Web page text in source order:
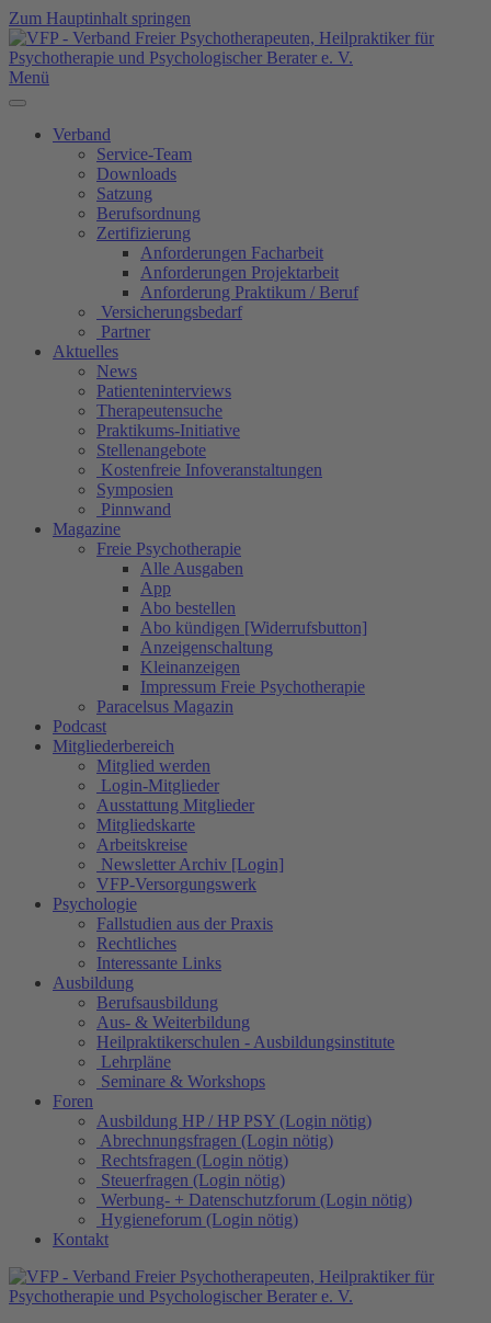
Zum Hauptinhalt springen
Menü
Verband
Service-Team
Downloads
Satzung
Berufsordnung
Zertifizierung
Anforderungen Facharbeit
Anforderungen Projektarbeit
Anforderung Praktikum / Beruf
Versicherungsbedarf
Partner
Aktuelles
News
Patienteninterviews
Therapeutensuche
Praktikums-Initiative
Stellenangebote
Kostenfreie Infoveranstaltungen
Symposien
Pinnwand
Magazine
Freie Psychotherapie
Alle Ausgaben
App
Abo bestellen
Abo kündigen [Widerrufsbutton]
Anzeigenschaltung
Kleinanzeigen
Impressum Freie Psychotherapie
Paracelsus Magazin
Podcast
Mitgliederbereich
Mitglied werden
Login-Mitglieder
Ausstattung Mitglieder
Mitgliedskarte
Arbeitskreise
Newsletter Archiv [Login]
VFP-Versorgungswerk
Psychologie
Fallstudien aus der Praxis
Rechtliches
Interessante Links
Ausbildung
Berufsausbildung
Aus- & Weiterbildung
Heilpraktikerschulen - Ausbildungsinstitute
Lehrpläne
Seminare & Workshops
Foren
Ausbildung HP / HP PSY (Login nötig)
Abrechnungsfragen (Login nötig)
Rechtsfragen (Login nötig)
Steuerfragen (Login nötig)
Werbung- + Datenschutzforum (Login nötig)
Hygieneforum (Login nötig)
Kontakt